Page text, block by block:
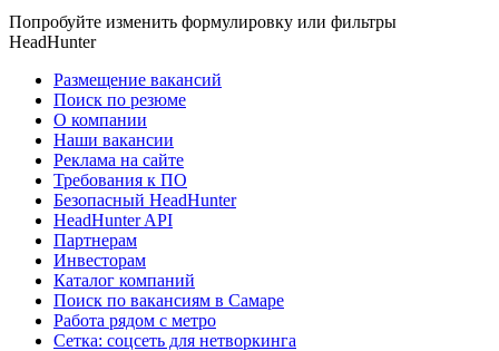
Попробуйте изменить формулировку или фильтры
HeadHunter
Размещение вакансий
Поиск по резюме
О компании
Наши вакансии
Реклама на сайте
Требования к ПО
Безопасный HeadHunter
HeadHunter API
Партнерам
Инвесторам
Каталог компаний
Поиск по вакансиям в Самаре
Работа рядом с метро
Сетка: соцсеть для нетворкинга